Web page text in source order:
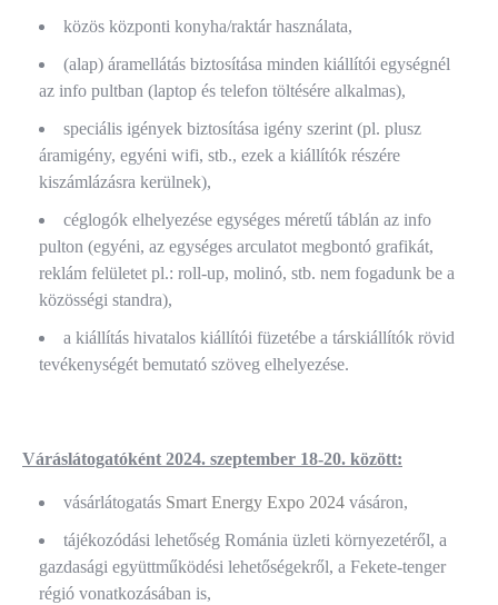
közös központi konyha/raktár használata,
(alap) áramellátás biztosítása minden kiállítói egységnél
az info pultban (laptop és telefon töltésére alkalmas),
speciális igények biztosítása igény szerint (pl. plusz
áramigény, egyéni wifi, stb., ezek a kiállítók részére
kiszámlázásra kerülnek),
céglogók elhelyezése egységes méretű táblán az info
pulton (egyéni, az egységes arculatot megbontó grafikát,
reklám felületet pl.: roll-up, molinó, stb. nem fogadunk be a
közösségi standra),
a kiállítás hivatalos kiállítói füzetébe a társkiállítók rövid
tevékenységét bemutató szöveg elhelyezése.
Váráslátogatóként 2024. szeptember 18-20. között:
vásárlátogatás Smart Energy Expo 2024 vásáron,
tájékozódási lehetőség Románia üzleti környezetéről, a
gazdasági együttműködési lehetőségekről, a Fekete-tenger
régió vonatkozásában is,